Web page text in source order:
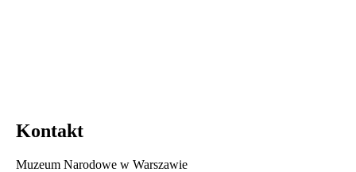
Kontakt
Muzeum Narodowe w Warszawie